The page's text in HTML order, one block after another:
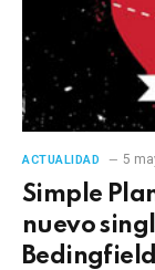
ACTUALIDAD 5
Simple
nuevo
Bedingfield